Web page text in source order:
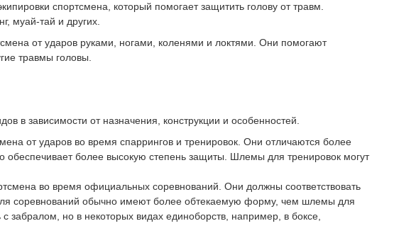
спортсмена, который помогает защитить голову от травм.
муай-тай и других.
от ударов руками, ногами, коленями и локтями. Они помогают
травмы головы.
в зависимости от назначения, конструкции и особенностей.
от ударов во время спаррингов и тренировок. Они отличаются более
обеспечивает более высокую степень защиты. Шлемы для тренировок могут
во время официальных соревнований. Они должны соответствовать
соревнований обычно имеют более обтекаемую форму, чем шлемы для
забралом, но в некоторых видах единоборств, например, в боксе,